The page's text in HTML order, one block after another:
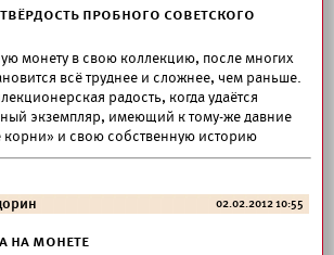
пробного советского
монету в свою коллекцию, после многих
всё труднее и сложнее, чем раньше.
радость, когда удаётся
экземпляр, имеющий к тому-же давние
корни» и свою собственную историю
02.02.2012 10:55
на монете